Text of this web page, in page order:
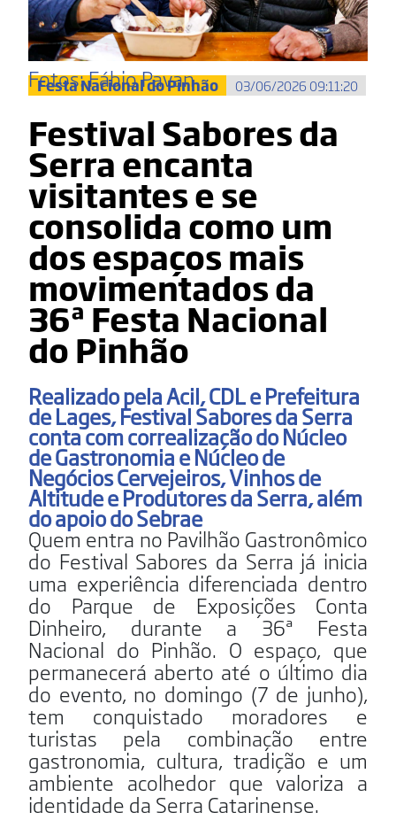
Fotos: Fábio Pavan
Festa Nacional do Pinhão 03/06/2026 09:11:20
Festival Sabores da
Serra encanta
visitantes e se
consolida como um
dos espaços mais
movimentados da
36ª Festa Nacional
do Pinhão
Realizado pela Acil, CDL e Prefeitura
de Lages, Festival Sabores da Serra
conta com correalização do Núcleo
de Gastronomia e Núcleo de
Negócios Cervejeiros, Vinhos de
Altitude e Produtores da Serra, além
do apoio do Sebrae
Quem entra no Pavilhão Gastronômico
do Festival Sabores da Serra já inicia
uma experiência diferenciada dentro
do Parque de Exposições Conta
Dinheiro, durante a 36ª Festa
Nacional do Pinhão. O espaço, que
permanecerá aberto até o último dia
do evento, no domingo (7 de junho),
tem conquistado moradores e
turistas pela combinação entre
gastronomia, cultura, tradição e um
ambiente acolhedor que valoriza a
identidade da Serra Catarinense.